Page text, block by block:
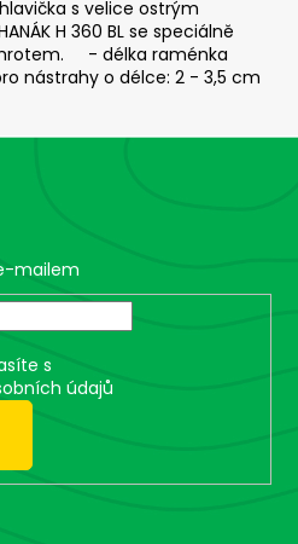
s velice ostrým
H 360 BL se speciálně
- délka raménka
nástrahy o délce: 2 - 3,5 cm
mailem
s
údajů